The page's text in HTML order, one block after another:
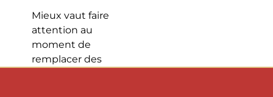
Mieux vaut faire
attention au
moment de
remplacer des